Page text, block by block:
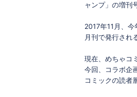
ャンプ」の増刊
2017年11月、
月刊で発行され
現在、めちゃコ
今回、コラボ企
コミックの読者